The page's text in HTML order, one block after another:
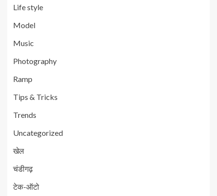
Life style
Model
Music
Photography
Ramp
Tips & Tricks
Trends
Uncategorized
खेल
चंडीगढ़
टेक-ऑटो